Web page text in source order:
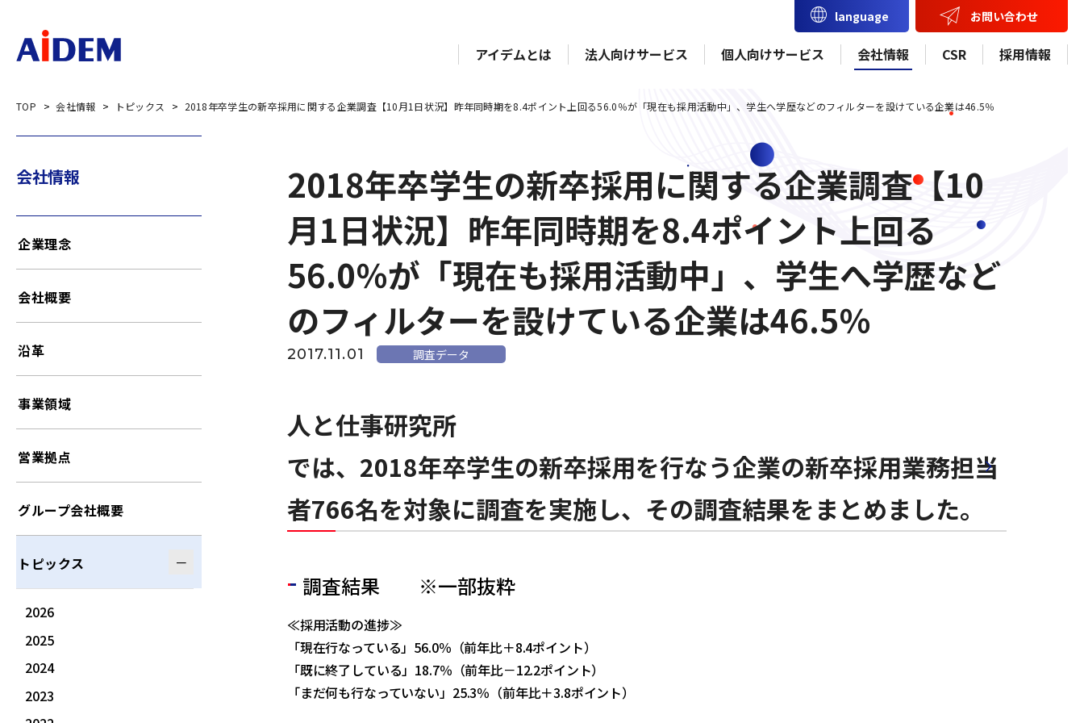
language お問い合わせ
アイデムとは 法人向けサービス 個人向けサービス 会社情報 CSR 採用情報
TOP 会社情報 トピックス 2018年卒学生の新卒採用に関する企業調査【10月1日状況】昨年同時期を8.4ポイント上回る56.0％が「現在も採用活動中」、学生へ学歴などのフィルターを設けている企業は46.5％
2018年卒学生の新卒採用に関する企業調査【10
月1日状況】昨年同時期を8.4ポイント上回る
56.0％が「現在も採用活動中」、学生へ学歴など
のフィルターを設けている企業は46.5％
2017.11.01 調査データ
人と仕事研究所
では、2018年卒学生の新卒採用を行なう企業の新卒採用業務担当
者766名を対象に調査を実施し、その調査結果をまとめました。
調査結果 ※一部抜粋
≪採用活動の進捗≫
「現在行なっている」56.0％（前年比＋8.4ポイント）
「既に終了している」18.7％（前年比－12.2ポイント）
「まだ何も行なっていない」25.3％（前年比＋3.8ポイント）
会社情報
企業理念
会社概要
沿革
事業領域
営業拠点
グループ会社概要
トピックス
2026
2025
2024
2023